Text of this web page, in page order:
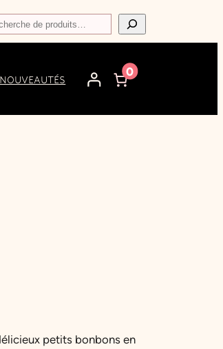
NOUVEAUTÉS
0
petits bonbons en